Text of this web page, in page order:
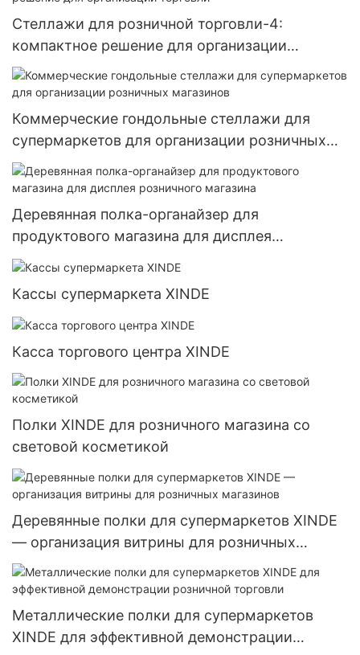
Стеллажи для розничной торговли-4:
компактное решение для организации
торговли
Коммерческие гондольные стеллажи для
супермаркетов для организации розничных
магазинов
Деревянная полка-органайзер для
продуктового магазина для дисплея
розничного магазина
Кассы супермаркета XINDE
Касса торгового центра XINDE
Полки XINDE для розничного магазина со
световой косметикой
Деревянные полки для супермаркетов XINDE
— организация витрины для розничных
магазинов
Металлические полки для супермаркетов
XINDE для эффективной демонстрации